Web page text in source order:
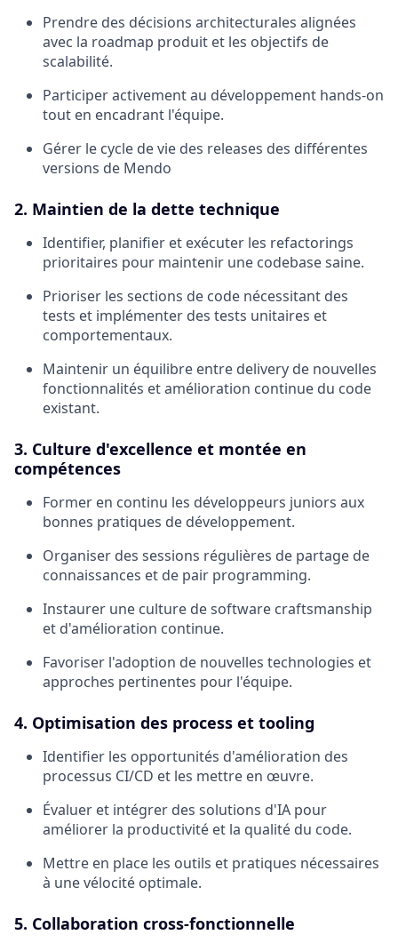
Prendre des décisions architecturales alignées
avec la roadmap produit et les objectifs de
scalabilité.
Participer activement au développement hands-on
tout en encadrant l'équipe.
Gérer le cycle de vie des releases des différentes
versions de Mendo
2. Maintien de la dette technique
Identifier, planifier et exécuter les refactorings
prioritaires pour maintenir une codebase saine.
Prioriser les sections de code nécessitant des
tests et implémenter des tests unitaires et
comportementaux.
Maintenir un équilibre entre delivery de nouvelles
fonctionnalités et amélioration continue du code
existant.
3. Culture d'excellence et montée en
compétences
Former en continu les développeurs juniors aux
bonnes pratiques de développement.
Organiser des sessions régulières de partage de
connaissances et de pair programming.
Instaurer une culture de software craftsmanship
et d'amélioration continue.
Favoriser l'adoption de nouvelles technologies et
approches pertinentes pour l'équipe.
4. Optimisation des process et tooling
Identifier les opportunités d'amélioration des
processus CI/CD et les mettre en œuvre.
Évaluer et intégrer des solutions d'IA pour
améliorer la productivité et la qualité du code.
Mettre en place les outils et pratiques nécessaires
à une vélocité optimale.
5. Collaboration cross-fonctionnelle